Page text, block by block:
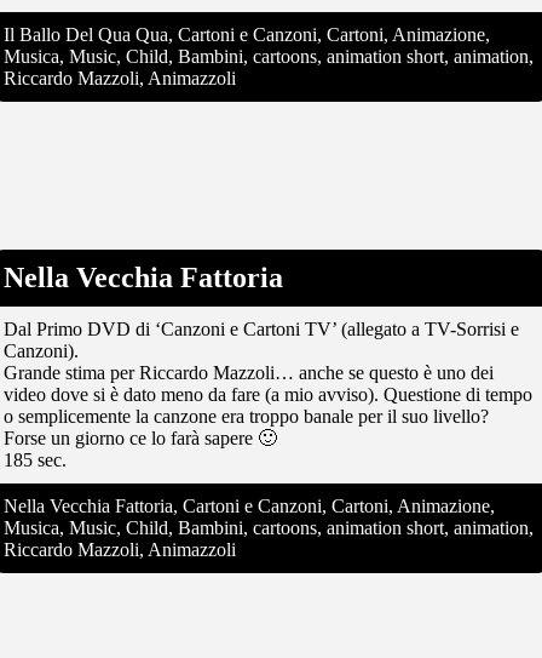
Il Ballo Del Qua Qua, Cartoni e Canzoni, Cartoni, Animazione,
Musica, Music, Child, Bambini, cartoons, animation short, animation,
Riccardo Mazzoli, Animazzoli
Nella Vecchia Fattoria
Dal Primo DVD di ‘Canzoni e Cartoni TV’ (allegato a TV-Sorrisi e
Canzoni).
Grande stima per Riccardo Mazzoli… anche se questo è uno dei
video dove si è dato meno da fare (a mio avviso). Questione di tempo
o semplicemente la canzone era troppo banale per il suo livello?
Forse un giorno ce lo farà sapere 🙂
185 sec.
Nella Vecchia Fattoria, Cartoni e Canzoni, Cartoni, Animazione,
Musica, Music, Child, Bambini, cartoons, animation short, animation,
Riccardo Mazzoli, Animazzoli